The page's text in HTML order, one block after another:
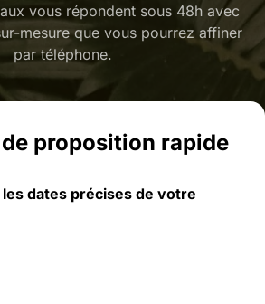
vous répondent sous 48h avec
mesure que vous pourrez affiner
par téléphone.
proposition rapide
dates précises de votre